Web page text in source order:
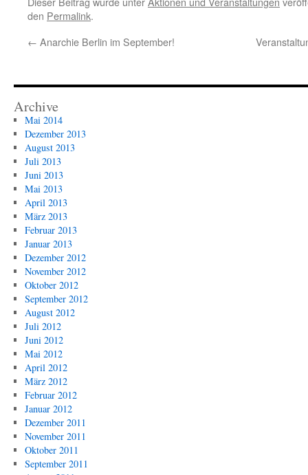
den Permalink.
← Anarchie Berlin im September!
Archive
Mai 2014
Dezember 2013
August 2013
Juli 2013
Juni 2013
Mai 2013
April 2013
März 2013
Februar 2013
Januar 2013
Dezember 2012
November 2012
Oktober 2012
September 2012
August 2012
Juli 2012
Juni 2012
Mai 2012
April 2012
März 2012
Februar 2012
Januar 2012
Dezember 2011
November 2011
Oktober 2011
September 2011